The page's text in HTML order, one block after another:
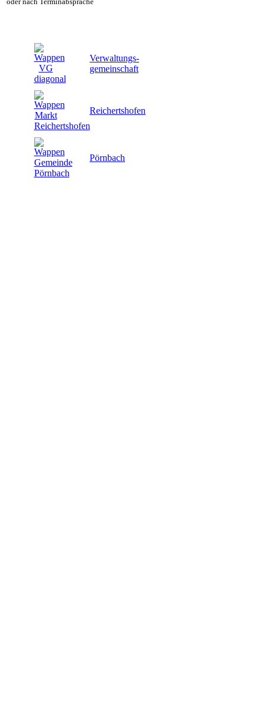
Verwaltungs-
gemeinschaft
Reichertshofen
Pörnbach